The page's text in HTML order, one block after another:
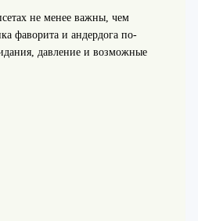
не менее важны, чем
фаворита и андердога по-
давление и возможные